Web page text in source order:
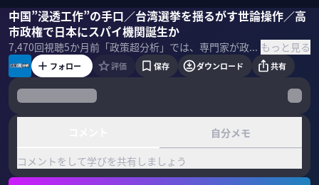
中国”浸透工作”の手口／台湾選挙を揺るがす世論操作／高
市政権で日本にスパイ機関誕生か
7,470回視聴5か月前 「政策超分析」では、専門家が政策や国際情勢を徹底解説。今回のテーマは「インテリジェンス」。後編は中国の浸透工作の実態。 ＜出演者＞ 峯村健司｜キヤノングローバル戦略研究所 上席研究員 元朝日新聞編集委員。中国に関する報道により2010年度ボーン・上田記念国際記者賞受賞 小谷賢｜日本大学危機管理学部 教授 ロンドン大学キングスカレッジ修士課程修了。京都大学大学院博士課程修了。防衛省防衛研究所主任研究官、防衛大学校講師などを経て現職。イギリス政治外交史、日英米関係史、インテリジェンス研究が専門。 興梠一郎｜神田外語大学 教授 九州大学経済学部卒業後、三菱商事中国チームにて勤務。カリフォルニア大学バークレー校修士課程修了、東京外国語大学大学院修士課程修了。外務省専門調査員（香港総領事館）、外務省国際情報局分析第二課専門分析員、参議院第一特別調査室客員調査員を経て、現職。 ＜目次＞ もっと見る
峯村健司興梠一郎小谷賢小手森千紗
フォロー 評価 保存 ダウンロード 共有
自分メモ
コメントをして学びを共有しましょう